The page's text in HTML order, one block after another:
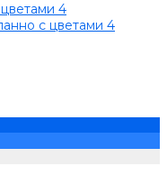
с цветами 4